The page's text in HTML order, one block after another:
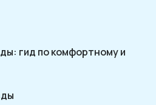
гид по комфортному и